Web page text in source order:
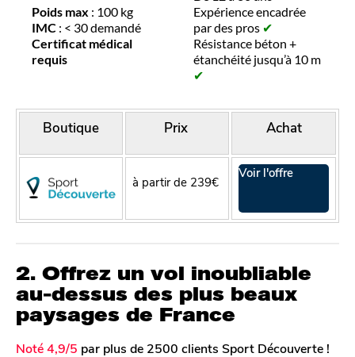
Poids max : 100 kg
IMC : < 30 demandé
Certificat médical
requis
Expérience encadrée
par des pros ✔
Résistance béton +
étanchéité jusqu’à 10 m
✔
Boutique Prix Achat
à partir de 239€
Voir l'offre
2. Offrez un vol inoubliable
au-dessus des plus beaux
paysages de France
Noté 4,9/5 par plus de 2500 clients Sport Découverte !